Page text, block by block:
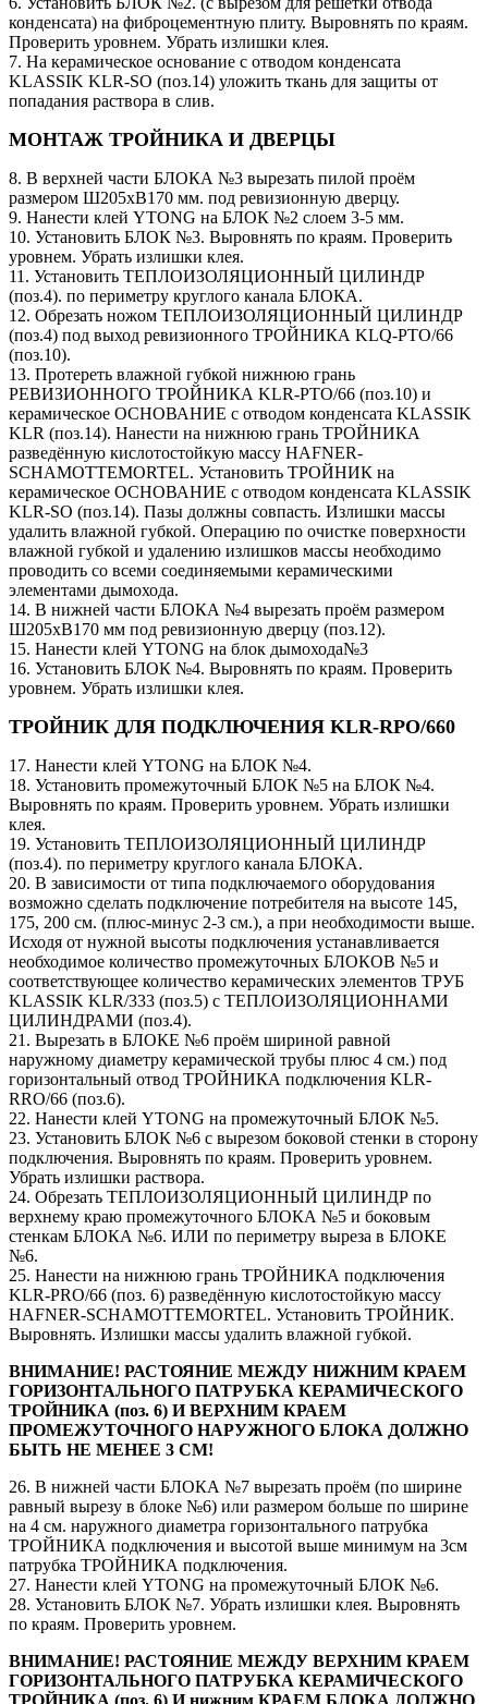
конденсата) на фиброцементную плиту. Выровнять по краям.
Проверить уровнем. Убрать излишки клея.
7. На керамическое основание с отводом конденсата
KLASSIK KLR-SO (поз.14) уложить ткань для защиты от
попадания раствора в слив.
МОНТАЖ ТРОЙНИКА И ДВЕРЦЫ
8. В верхней части БЛОКА №3 вырезать пилой проём
размером Ш205хВ170 мм. под ревизионную дверцу.
9. Нанести клей YTONG на БЛОК №2 слоем 3-5 мм.
10. Установить БЛОК №3. Выровнять по краям. Проверить
уровнем. Убрать излишки клея.
11. Установить ТЕПЛОИЗОЛЯЦИОННЫЙ ЦИЛИНДР
(поз.4). по периметру круглого канала БЛОКА.
12. Обрезать ножом ТЕПЛОИЗОЛЯЦИОННЫЙ ЦИЛИНДР
(поз.4) под выход ревизионного ТРОЙНИКА KLQ-PTO/66
(поз.10).
13. Протереть влажной губкой нижнюю грань
РЕВИЗИОННОГО ТРОЙНИКА KLR-PTO/66 (поз.10) и
керамическое ОСНОВАНИЕ с отводом конденсата KLASSIK
KLR (поз.14). Нанести на нижнюю грань ТРОЙНИКА
разведённую кислотостойкую массу HAFNER-
SCHAMOTTEMORTEL. Установить ТРОЙНИК на
керамическое ОСНОВАНИЕ с отводом конденсата KLASSIK
KLR-SO (поз.14). Пазы должны совпасть. Излишки массы
удалить влажной губкой. Операцию по очистке поверхности
влажной губкой и удалению излишков массы необходимо
проводить со всеми соединяемыми керамическими
элементами дымохода.
14. В нижней части БЛОКА №4 вырезать проём размером
Ш205хВ170 мм под ревизионную дверцу (поз.12).
15. Нанести клей YTONG на блок дымохода№3
16. Установить БЛОК №4. Выровнять по краям. Проверить
уровнем. Убрать излишки клея.
ТРОЙНИК ДЛЯ ПОДКЛЮЧЕНИЯ KLR-RPO/660
17. Нанести клей YTONG на БЛОК №4.
18. Установить промежуточный БЛОК №5 на БЛОК №4.
Выровнять по краям. Проверить уровнем. Убрать излишки
клея.
19. Установить ТЕПЛОИЗОЛЯЦИОННЫЙ ЦИЛИНДР
(поз.4). по периметру круглого канала БЛОКА.
20. В зависимости от типа подключаемого оборудования
возможно сделать подключение потребителя на высоте 145,
175, 200 см. (плюс-минус 2-3 см.), а при необходимости выше.
Исходя от нужной высоты подключения устанавливается
необходимое количество промежуточных БЛОКОВ №5 и
соответствующее количество керамических элементов ТРУБ
KLASSIK KLR/333 (поз.5) c ТЕПЛОИЗОЛЯЦИОННАМИ
ЦИЛИНДРАМИ (поз.4).
21. Вырезать в БЛОКЕ №6 проём шириной равной
наружному диаметру керамической трубы плюс 4 см.) под
горизонтальный отвод ТРОЙНИКА подключения KLR-
RRO/66 (поз.6).
22. Нанести клей YTONG на промежуточный БЛОК №5.
23. Установить БЛОК №6 с вырезом боковой стенки в сторону
подключения. Выровнять по краям. Проверить уровнем.
Убрать излишки раствора.
24. Обрезать ТЕПЛОИЗОЛЯЦИОННЫЙ ЦИЛИНДР по
верхнему краю промежуточного БЛОКА №5 и боковым
стенкам БЛОКА №6. ИЛИ по периметру выреза в БЛОКЕ
№6.
25. Нанести на нижнюю грань ТРОЙНИКА подключения
KLR-PRO/66 (поз. 6) разведённую кислотостойкую массу
HAFNER-SCHAMOTTEMORTEL. Установить ТРОЙНИК.
Выровнять. Излишки массы удалить влажной губкой.
ВНИМАНИЕ! РАСТОЯНИЕ МЕЖДУ НИЖНИМ КРАЕМ
ГОРИЗОНТАЛЬНОГО ПАТРУБКА КЕРАМИЧЕСКОГО
ТРОЙНИКА (поз. 6) И ВЕРХНИМ КРАЕМ
ПРОМЕЖУТОЧНОГО НАРУЖНОГО БЛОКА ДОЛЖНО
БЫТЬ НЕ МЕНЕЕ 3 СМ!
26. В нижней части БЛОКА №7 вырезать проём (по ширине
равный вырезу в блоке №6) или размером больше по ширине
на 4 см. наружного диаметра горизонтального патрубка
ТРОЙНИКА подключения и высотой выше минимум на 3см
патрубка ТРОЙНИКА подключения.
27. Нанести клей YTONG на промежуточный БЛОК №6.
28. Установить БЛОК №7. Убрать излишки клея. Выровнять
по краям. Проверить уровнем.
ВНИМАНИЕ! РАСТОЯНИЕ МЕЖДУ ВЕРХНИМ КРАЕМ
ГОРИЗОНТАЛЬНОГО ПАТРУБКА КЕРАМИЧЕСКОГО